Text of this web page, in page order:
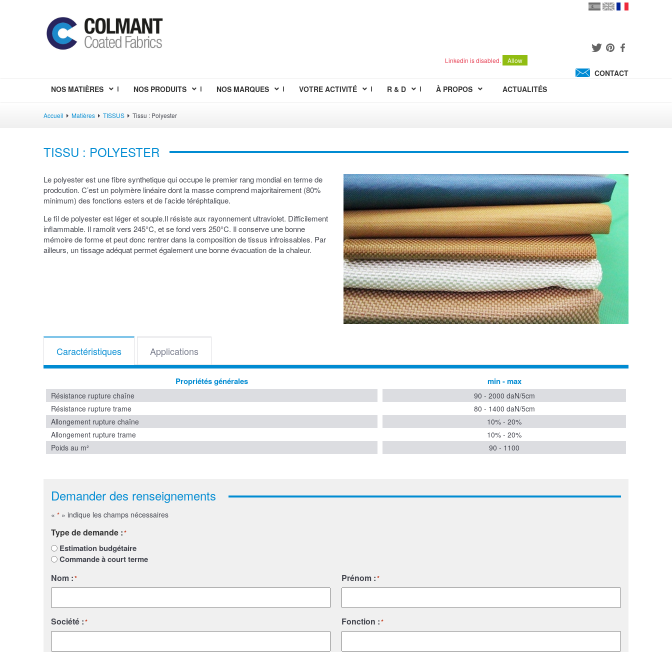
Linkedin is disabled. Allow
CONTACT
NOS MATIÈRES
NOS PRODUITS NOS MARQUES VOTRE ACTIVITÉ R & D À PROPOS ACTUALITÉS
Accueil Matières TISSUS Tissu : Polyester
TISSU : POLYESTER
Le polyester est une fibre synthetique qui occupe le premier rang mondial en terme de
prodcution. C’est un polymère linéaire dont la masse comprend majoritairement (80%
minimum) des fonctions esters et de l’acide téréphtalique.
Le fil de polyester est léger et souple.Il résiste aux rayonnement ultraviolet. Difficilement
inflammable. Il ramolit vers 245°C, et se fond vers 250°C. Il conserve une bonne
mémoire de forme et peut donc rentrer dans la composition de tissus infroissables. Par
ailleurs, un tissage adéquat permet également une bonne évacuation de la chaleur.
Caractéristiques Applications
Propriétés générales min - max
Résistance rupture chaîne
90 - 2000 daN/5cm
Résistance rupture trame
80 - 1400 daN/5cm
Allongement rupture chaîne
10% - 20%
Allongement rupture trame
10% - 20%
Poids au m²
90 - 1100
Demander des renseignements
« * » indique les champs nécessaires
Type de demande :*
Estimation budgétaire
Commande à court terme
Nom :* Prénom :*
Société :* Fonction :*